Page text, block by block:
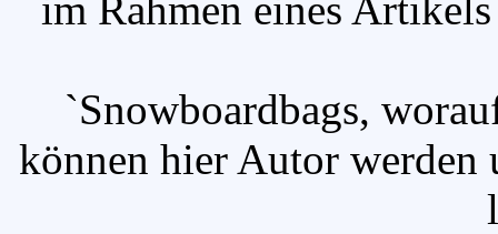
`Snowboardbags,
können hier Autor